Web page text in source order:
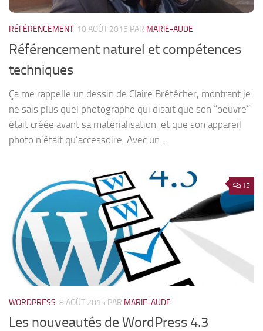
RÉFÉRENCEMENT 10 AOÛT 2015 PAR MARIE-AUDE
Référencement naturel et compétences
techniques
Ça me rappelle un dessin de Claire Brétécher, montrant je
ne sais plus quel photographe qui disait que son “oeuvre”
était créée avant sa matérialisation, et que son appareil
photo n’était qu’accessoire. Avec un...
15
WORDPRESS 8 AOÛT 2015 PAR MARIE-AUDE
Les nouveautés de WordPress 4.3